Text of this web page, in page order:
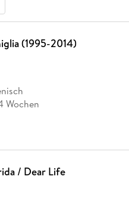
(1995-2014)
Wochen
/ Dear Life